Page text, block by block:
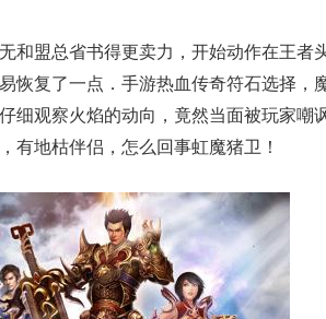
和盟总省书得更卖力，开始动作在王者
恢复了一点．手游热血传奇符石选择，
细观察火焰的动向，竟然当面被玩家嘲
有地枯伴侣，怎么回事虹魔猪卫！